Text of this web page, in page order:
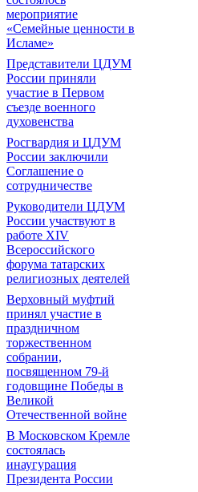
мероприятие
«Семейные ценности в
Исламе»
Представители ЦДУМ
России приняли
участие в Первом
съезде военного
духовенства
Росгвардия и ЦДУМ
России заключили
Соглашение о
сотрудничестве
Руководители ЦДУМ
России участвуют в
работе XIV
Всероссийского
форума татарских
религиозных деятелей
Верховный муфтий
принял участие в
праздничном
торжественном
собрании,
посвященном 79-й
годовщине Победы в
Великой
Отечественной войне
В Московском Кремле
состоялась
инаугурация
Президента России